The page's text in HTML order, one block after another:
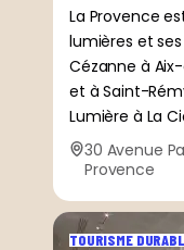
La Provence
lumières et
Cézanne à
et à Saint-
Lumière à La
30 Avenue
Provence
TOURISME